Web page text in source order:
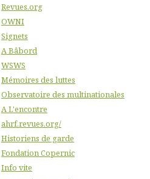
Revues.org
OWNI
Signets
A Bâbord
WSWS
Mémoires des luttes
Observatoire des multinationales
A L'encontre
ahrf.revues.org/
Historiens de garde
Fondation Copernic
Info vite